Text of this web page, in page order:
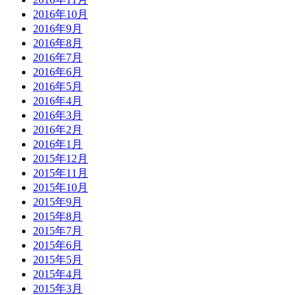
2016年10月
2016年9月
2016年8月
2016年7月
2016年6月
2016年5月
2016年4月
2016年3月
2016年2月
2016年1月
2015年12月
2015年11月
2015年10月
2015年9月
2015年8月
2015年7月
2015年6月
2015年5月
2015年4月
2015年3月